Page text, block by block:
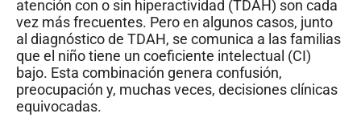
atención con o sin hiperactividad (TDAH) son cada
vez más frecuentes. Pero en algunos casos, junto
al diagnóstico de TDAH, se comunica a las familias
que el niño tiene un coeficiente intelectual (CI)
bajo. Esta combinación genera confusión,
preocupación y, muchas veces, decisiones clínicas
equivocadas.